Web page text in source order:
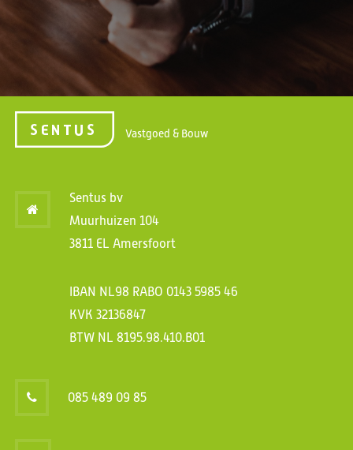
Vastgoed & Bouw
Sentus bv
Muurhuizen 104
3811 EL Amersfoort
IBAN NL98 RABO 0143 5985 46
KVK 32136847
BTW NL 8195.98.410.B01
085 489 09 85